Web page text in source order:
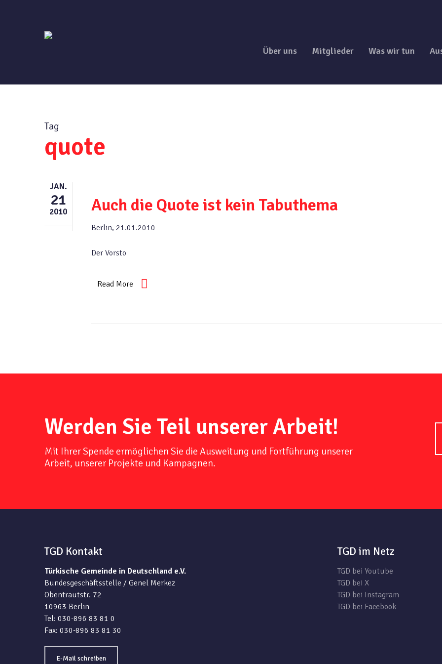
Über uns Mitglieder Was wir tun
Tag
quote
JAN.
21
2010 Auch die Quote ist kein Tabuthema
Berlin, 21.01.2010
Der Vorsto
Read More
Werden Sie Teil unserer Arbeit!
Mit Ihrer Spende ermöglichen Sie die Ausweitung und Fortführung unserer
Arbeit, unserer Projekte und Kampagnen.
TGD Kontakt
Türkische Gemeinde in Deutschland e.V.
Bundesgeschäftsstelle / Genel Merkez
Obentrautstr. 72
10963 Berlin
Tel: 030-896 83 81 0
Fax: 030-896 83 81 30
E-Mail schreiben
TGD im Netz
TGD bei Youtube
TGD bei X
TGD bei Instagram
TGD bei Facebook